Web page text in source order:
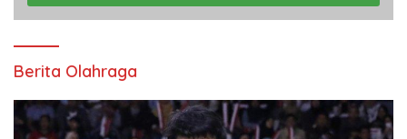
Berita Olahraga